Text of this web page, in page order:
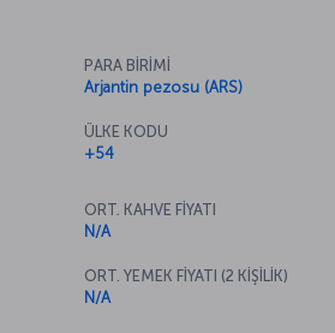
PARA BİRİMİ
Arjantin pezosu (ARS)
ÜLKE KODU
+54
ORT. KAHVE FİYATI
N/A
ORT. YEMEK FİYATI (2 KİŞİLİK)
N/A